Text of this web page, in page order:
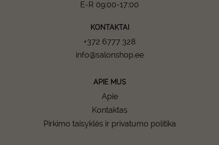
E-R 09:00-17:00
KONTAKTAI
+372 6777 328
info@salonshop.ee
APIE MUS
Apie
Kontaktas
Pirkimo taisyklės ir privatumo politika